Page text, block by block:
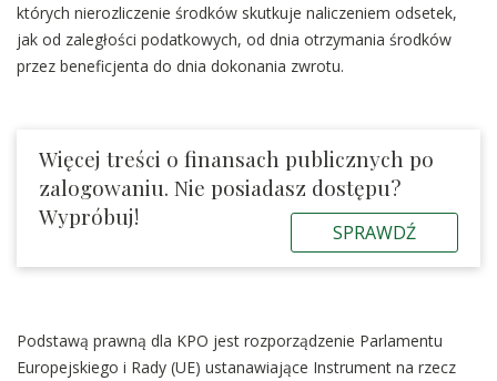
których nierozliczenie środków skutkuje naliczeniem odsetek,
jak od zaległości podatkowych, od dnia otrzymania środków
przez beneficjenta do dnia dokonania zwrotu.
Więcej treści o finansach publicznych po
zalogowaniu. Nie posiadasz dostępu?
Wypróbuj!
SPRAWDŹ
Podstawą prawną dla KPO jest rozporządzenie Parlamentu
Europejskiego i Rady (UE) ustanawiające Instrument na rzecz